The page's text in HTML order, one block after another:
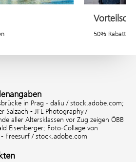
50% Rabatt
in Prag - daliu / stock.adobe.com;
Salzach - JFL Photography /
aller Altersklassen vor Zug zeigen ÖBB
Eisenberger; Foto-Collage von
Freesurf / stock.adobe.com